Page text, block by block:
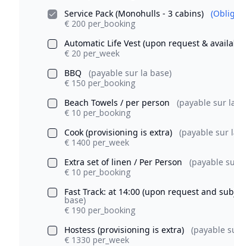
Service Pack (Monohulls - 3 cabins)
€ 200 per_booking
Automatic Life Vest (upon request &
€ 20 per_week
BBQ
(payable sur la base)
€ 150 per_booking
Beach Towels / per person
(payable sur
€ 10 per_booking
Cook (provisioning is extra)
(payable sur
€ 1400 per_week
Extra set of linen / Per Person
(payable
€ 10 per_booking
Fast Track: at 14:00 (upon request and
base)
€ 190 per_booking
Hostess (provisioning is extra)
(payable
€ 1330 per_week